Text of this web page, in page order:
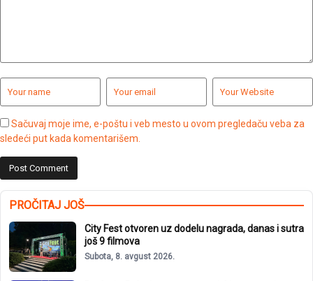
Sačuvaj moje ime, e-poštu i veb mesto u ovom pregledaču veba za
sledeći put kada komentarišem.
PROČITAJ JOŠ
City Fest otvoren uz dodelu nagrada, danas i sutra
još 9 filmova
Subota, 8. avgust 2026.